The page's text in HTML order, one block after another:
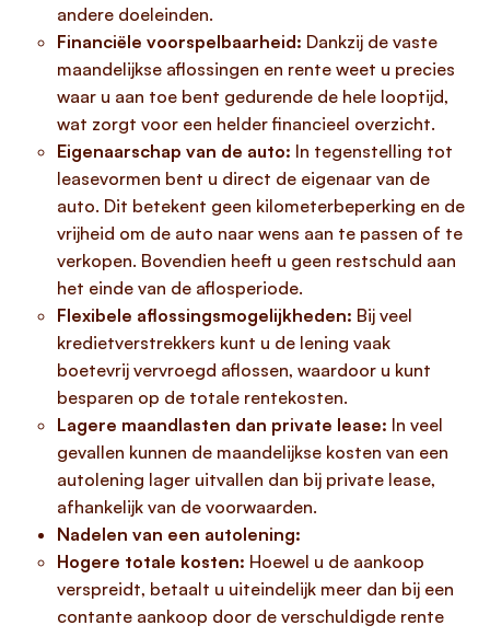
andere doeleinden.
Financiële voorspelbaarheid: Dankzij de vaste
maandelijkse aflossingen en rente weet u precies
waar u aan toe bent gedurende de hele looptijd,
wat zorgt voor een helder financieel overzicht.
Eigenaarschap van de auto: In tegenstelling tot
leasevormen bent u direct de eigenaar van de
auto. Dit betekent geen kilometerbeperking en de
vrijheid om de auto naar wens aan te passen of te
verkopen. Bovendien heeft u geen restschuld aan
het einde van de aflosperiode.
Flexibele aflossingsmogelijkheden: Bij veel
kredietverstrekkers kunt u de lening vaak
boetevrij vervroegd aflossen, waardoor u kunt
besparen op de totale rentekosten.
Lagere maandlasten dan private lease: In veel
gevallen kunnen de maandelijkse kosten van een
autolening lager uitvallen dan bij private lease,
afhankelijk van de voorwaarden.
Nadelen van een autolening:
Hogere totale kosten: Hoewel u de aankoop
verspreidt, betaalt u uiteindelijk meer dan bij een
contante aankoop door de verschuldigde rente